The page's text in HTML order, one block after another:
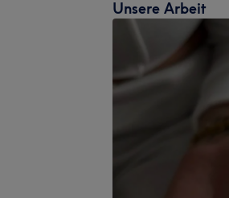
Unsere Arbeit